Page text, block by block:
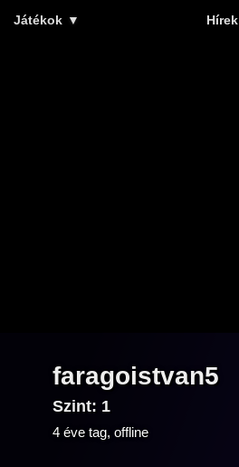
Játékok ▼ Hírek
faragoistvan5
Szint: 1
4 éve tag, offline